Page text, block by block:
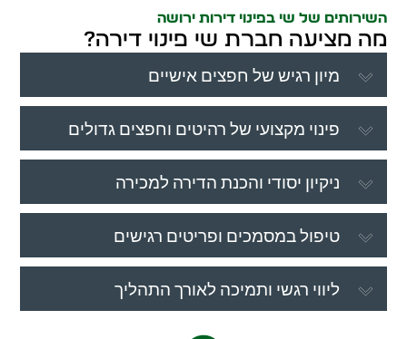
השירותים של שי בפינוי דירות ירושה
מה מציעה חברת שי פינוי דירה?
מיון רגיש של חפצים אישיים
פינוי מקצועי של רהיטים וחפצים גדולים
ניקיון יסודי והכנת הדירה למכירה
טיפול במסמכים ופריטים רגישים
ליווי רגשי ותמיכה לאורך התהליך